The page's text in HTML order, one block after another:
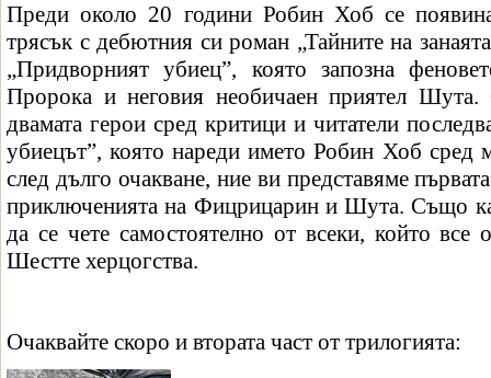
Преди около 20 години Робин Хоб се
трясък с дебютния си роман „Тайните на
„Придворният убиец”, която запозна
Пророка и неговия необичаен приятел Шута.
двамата герои сред критици и читатели
убиецът”, която нареди името Робин Хоб сред
след дълго очакване, ние ви представяме
приключенията на Фицрицарин и Шута. Също
да се чете самостоятелно от всеки, който
Шестте херцогства.
Очаквайте скоро и втората част от трилогията: